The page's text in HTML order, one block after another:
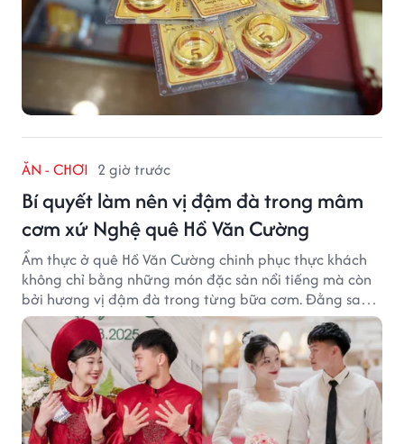
ĂN - CHƠI 2 giờ trước
Bí quyết làm nên vị đậm đà trong mâm
cơm xứ Nghệ quê Hồ Văn Cường
Ẩm thực ở quê Hồ Văn Cường chinh phục thực khách
không chỉ bằng những món đặc sản nổi tiếng mà còn
bởi hương vị đậm đà trong từng bữa cơm. Đằng sau
nét giản dị ấy là những bí quyết được người dân gìn
giữ qua nhiều thế hệ.